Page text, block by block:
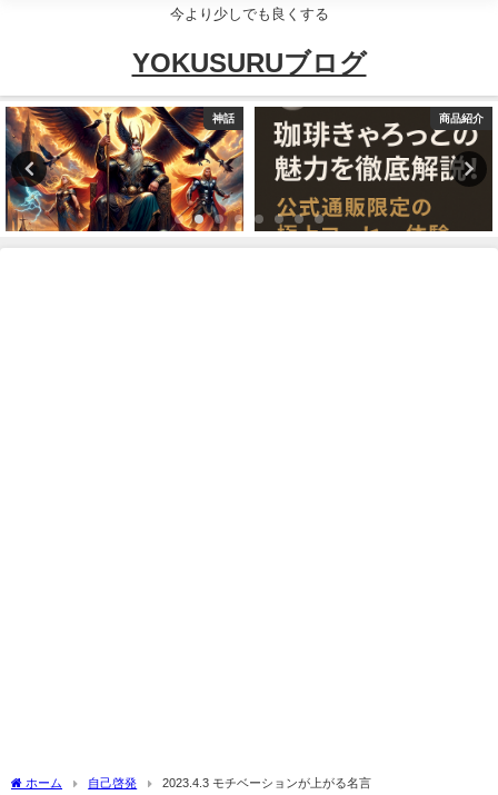
今より少しでも良くする
YOKUSURUブログ
神話 商品紹介
ホーム 自己啓発 2023.4.3 モチベーションが上がる名言